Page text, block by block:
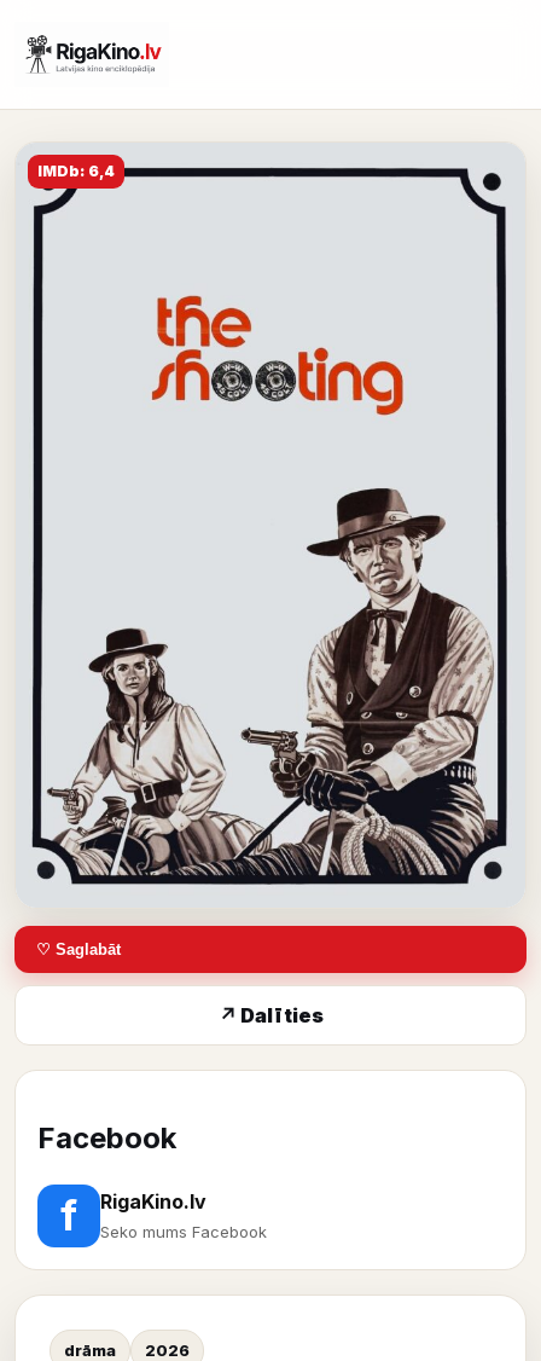
IMDb: 6,4
♡ Saglabāt
↗ Dalīties
Facebook
f RigaKino.lv
Seko mums Facebook
drāma 2026